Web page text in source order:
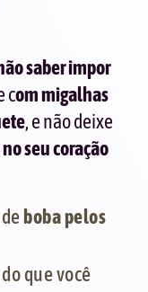
saber impor
com migalhas
, e não deixe
seu coração
boba pelos
que você